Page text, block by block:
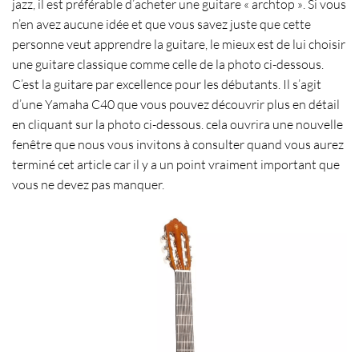
jazz, il est préférable d’acheter une guitare « archtop » . Si vous
n’en avez aucune idée et que vous savez juste que cette
personne veut apprendre la guitare , le mieux est de lui choisir
une guitare classiquecomme celle de la photo ci-dessous.
C’est la guitare par excellence pour les débutants. Il s’agit
d’une Yamaha C40 que vous pouvez découvrir plus en détail
en cliquant sur la photo ci-dessous. cela ouvrira une nouvelle
fenêtre que nous vous invitons à consulter quand vous aurez
terminé cet article car il y a un point vraiment important que
vous ne devez pas manquer.